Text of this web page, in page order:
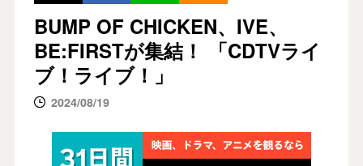
BUMP OF CHICKEN、IVE、
BE:FIRSTが集結！ 「CDTVライ
ブ！ライブ！」
2024/08/19